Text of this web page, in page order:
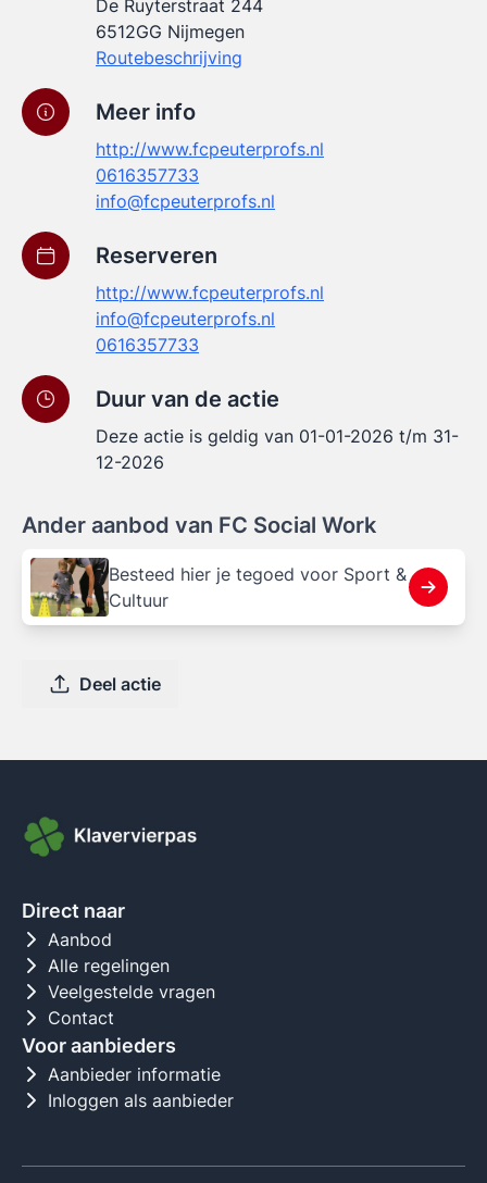
De Ruyterstraat 244
6512GG Nijmegen
Routebeschrijving
Meer info
http://www.fcpeuterprofs.nl
0616357733
info@fcpeuterprofs.nl
Reserveren
http://www.fcpeuterprofs.nl
info@fcpeuterprofs.nl
0616357733
Duur van de actie
Deze actie is geldig van 01-01-2026 t/m 31-
12-2026
Ander aanbod van FC Social Work
Besteed hier je tegoed voor Sport &
Cultuur
Deel actie
Direct naar
Aanbod
Alle regelingen
Veelgestelde vragen
Contact
Voor aanbieders
Aanbieder informatie
Inloggen als aanbieder